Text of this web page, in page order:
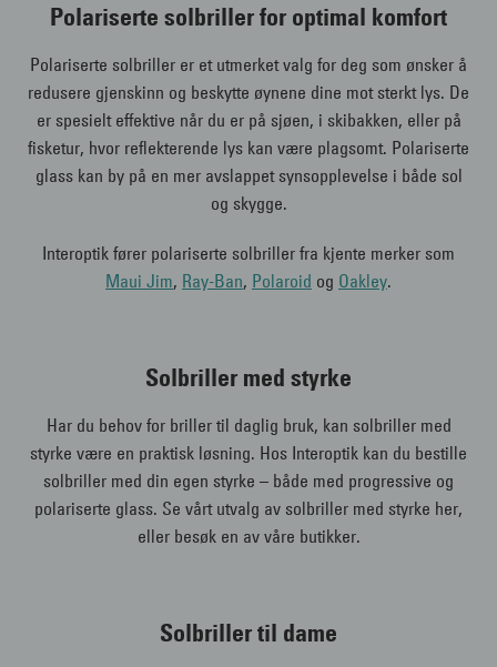
Polariserte solbriller for optimal komfort
Polariserte solbriller er et utmerket valg for deg som ønsker å
redusere gjenskinn og beskytte øynene dine mot sterkt lys. De
er spesielt effektive når du er på sjøen, i skibakken, eller på
fisketur, hvor reflekterende lys kan være plagsomt. Polariserte
glass kan by på en mer avslappet synsopplevelse i både sol
og skygge.
Interoptik fører polariserte solbriller fra kjente merker som
Maui Jim, Ray-Ban, Polaroid og Oakley.
Solbriller med styrke
Har du behov for briller til daglig bruk, kan solbriller med
styrke være en praktisk løsning. Hos Interoptik kan du bestille
solbriller med din egen styrke – både med progressive og
polariserte glass. Se vårt utvalg av solbriller med styrke her,
eller besøk en av våre butikker.
Solbriller til dame